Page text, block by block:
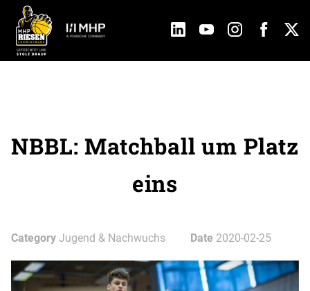
NBBL: Matchball um Platz
eins
Category Jugend & Nachwuchs Date 2020-02-25